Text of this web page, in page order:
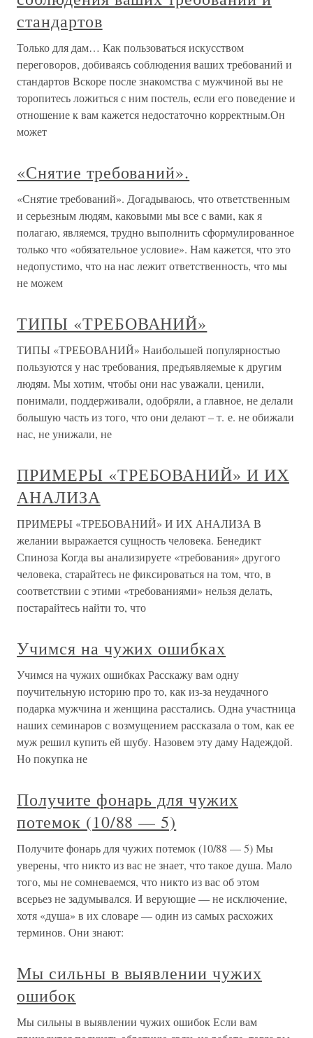
стандартов
Только для дам… Как пользоваться искусством
переговоров, добиваясь соблюдения ваших требований и
стандартов Вскоре после знакомства с мужчиной вы не
торопитесь ложиться с ним постель, если его поведение и
отношение к вам кажется недостаточно корректным.Он
может
«Снятие требований».
«Снятие требований». Догадываюсь, что ответственным
и серьезным людям, каковыми мы все с вами, как я
полагаю, являемся, трудно выполнить сформулированное
только что «обязательное условие». Нам кажется, что это
недопустимо, что на нас лежит ответственность, что мы
не можем
ТИПЫ «ТРЕБОВАНИЙ»
ТИПЫ «ТРЕБОВАНИЙ» Наибольшей популярностью
пользуются у нас требования, предъявляемые к другим
людям. Мы хотим, чтобы они нас уважали, ценили,
понимали, поддерживали, одобряли, а главное, не делали
большую часть из того, что они делают – т. е. не обижали
нас, не унижали, не
ПРИМЕРЫ «ТРЕБОВАНИЙ» И ИХ
АНАЛИЗА
ПРИМЕРЫ «ТРЕБОВАНИЙ» И ИХ АНАЛИЗА В
желании выражается сущность человека. Бенедикт
Спиноза Когда вы анализируете «требования» другого
человека, старайтесь не фиксироваться на том, что, в
соответствии с этими «требованиями» нельзя делать,
постарайтесь найти то, что
Учимся на чужих ошибках
Учимся на чужих ошибках Расскажу вам одну
поучительную историю про то, как из-за неудачного
подарка мужчина и женщина расстались. Одна участница
наших семинаров с возмущением рассказала о том, как ее
муж решил купить ей шубу. Назовем эту даму Надеждой.
Но покупка не
Получите фонарь для чужих
потемок (10/88 — 5)
Получите фонарь для чужих потемок (10/88 — 5) Мы
уверены, что никто из вас не знает, что такое душа. Мало
того, мы не сомневаемся, что никто из вас об этом
всерьез не задумывался. И верующие — не исключение,
хотя «душа» в их словаре — один из самых расхожих
терминов. Они знают:
Мы сильны в выявлении чужих
ошибок
Мы сильны в выявлении чужих ошибок Если вам